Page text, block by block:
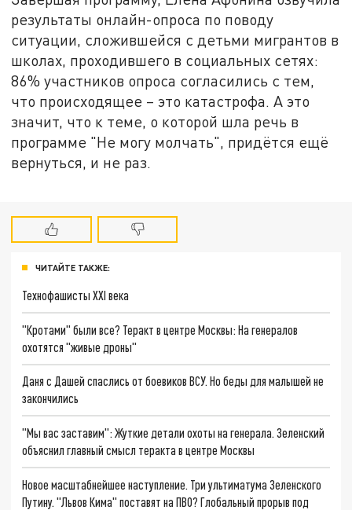
результаты онлайн-опроса по поводу
ситуации, сложившейся с детьми мигрантов в
школах, проходившего в социальных сетях:
86% участников опроса согласились с тем,
что происходящее – это катастрофа. А это
значит, что к теме, о которой шла речь в
программе "Не могу молчать", придётся ещё
вернуться, и не раз.
ЧИТАЙТЕ ТАКЖЕ:
Технофашисты XXI века
"Кротами" были все? Теракт в центре Москвы: На генералов
охотятся "живые дроны"
Даня с Дашей спаслись от боевиков ВСУ. Но беды для малышей не
закончились
"Мы вас заставим": Жуткие детали охоты на генерала. Зеленский
объяснил главный смысл теракта в центре Москвы
Новое масштабнейшее наступление. Три ультиматума Зеленского
Путину. "Львов Кима" поставят на ПВО? Глобальный прорыв под